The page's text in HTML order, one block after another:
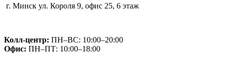
г. Минск ул. Короля 9, офис 25, 6 этаж
Колл-центр: ПН–ВС: 10:00–20:00​
Офис: ПН–ПТ: 10:00–18:00